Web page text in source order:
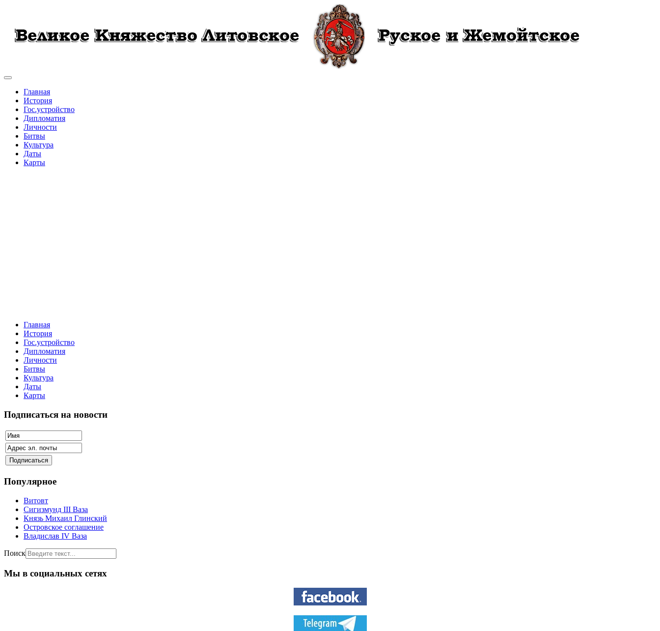
Главная
История
Гос.устройство
Дипломатия
Личности
Битвы
Культура
Даты
Карты
Главная
История
Гос.устройство
Дипломатия
Личности
Битвы
Культура
Даты
Карты
Подписаться на новости
Популярное
Витовт
Сигизмунд III Ваза
Князь Михаил Глинский
Островское соглашение
Владислав IV Ваза
Поиск
Мы в социальных сетях